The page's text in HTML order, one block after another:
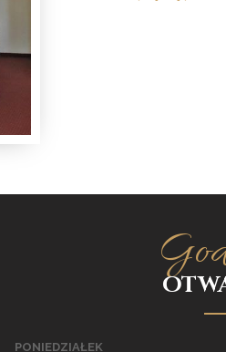
PONIEDZIAŁEK